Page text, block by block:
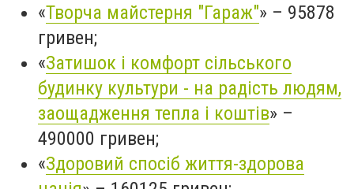
«Творча майстерня "Гараж"» – 95878
гривен;
«Затишок і комфорт сільського
будинку культури - на радість людям,
заощадження тепла і коштів» –
490000 гривен;
«Здоровий спосіб життя-здорова